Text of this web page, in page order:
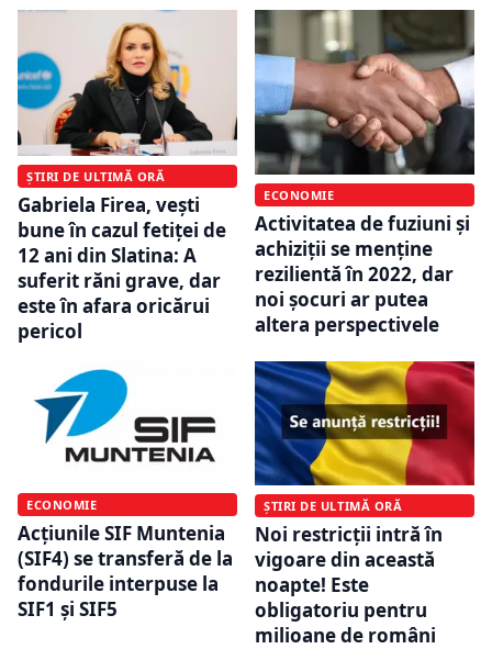
ȘTIRI DE ULTIMĂ ORĂ
Gabriela Firea, veşti
bune în cazul fetiţei de
12 ani din Slatina: A
suferit răni grave, dar
este în afara oricărui
pericol
ECONOMIE
Activitatea de fuziuni și
achiziții se menține
rezilientă în 2022, dar
noi șocuri ar putea
altera perspectivele
ECONOMIE
Acțiunile SIF Muntenia
(SIF4) se transferă de la
fondurile interpuse la
SIF1 și SIF5
ȘTIRI DE ULTIMĂ ORĂ
Noi restricții intră în
vigoare din această
noapte! Este
obligatoriu pentru
milioane de români